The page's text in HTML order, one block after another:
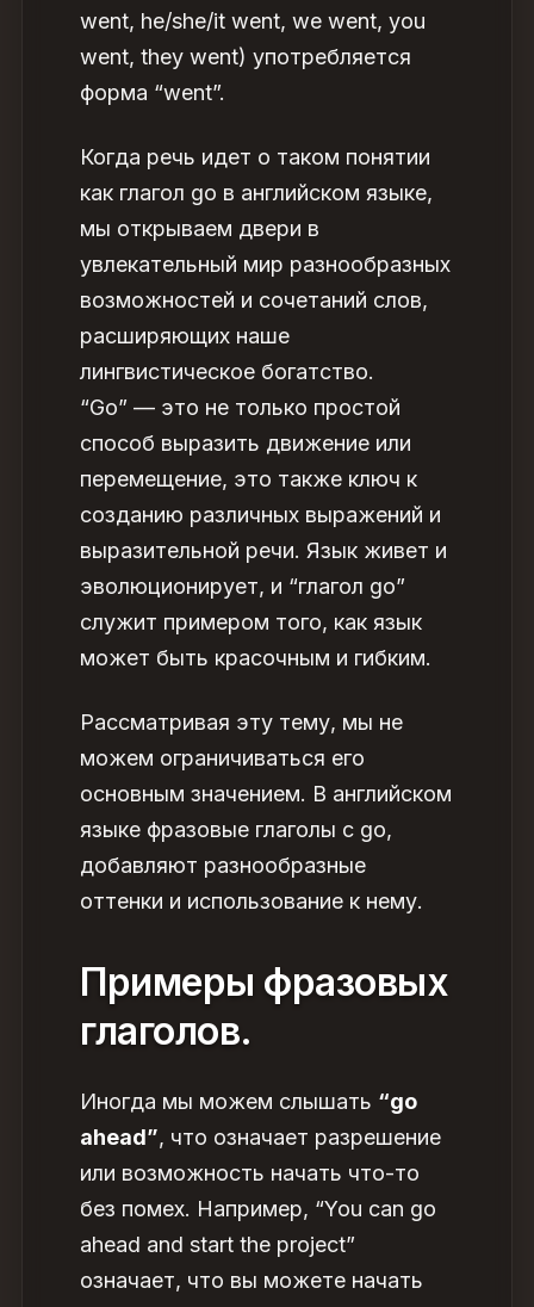
went, he/she/it went, we went, you
went, they went) употребляется
форма “went”.
Когда речь идет о таком понятии
как глагол go в английском языке,
мы открываем двери в
увлекательный мир разнообразных
возможностей и сочетаний слов,
расширяющих наше
лингвистическое богатство.
“Go” — это не только простой
способ выразить движение или
перемещение, это также ключ к
созданию различных выражений и
выразительной речи. Язык живет и
эволюционирует, и “глагол go”
служит примером того, как язык
может быть красочным и гибким.
Рассматривая эту тему, мы не
можем ограничиваться его
основным значением. В английском
языке фразовые глаголы с go,
добавляют разнообразные
оттенки и использование к нему.
Примеры фразовых
глаголов.
Иногда мы можем слышать “go
ahead”, что означает разрешение
или возможность начать что-то
без помех. Например, “You can go
ahead and start the project”
означает, что вы можете начать